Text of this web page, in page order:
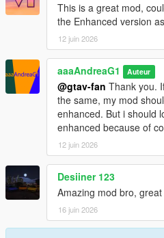
This is a great mod,
the Enhanced version
12 juin 2026
aaaAndreaG1 Auteur
@gtav-fan Thank you.
the same, my mod
enhanced. But i should
enhanced because of
12 juin 2026
Desiiner 123
Amazing mod bro, great
16 juin 2026